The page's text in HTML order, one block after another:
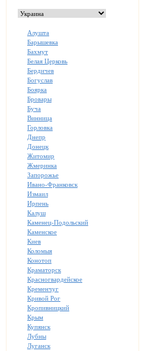
Алушта
Барышевка
Бахмут
Белая Церковь
Бердичев
Богуслав
Боярка
Бровары
Буча
Винница
Горловка
Днепр
Донецк
Житомир
Жмеринка
Запорожье
Ивано-Франковск
Измаил
Ирпень
Калуш
Каменец-Подольский
Каменское
Киев
Коломыя
Конотоп
Краматорск
Красногвардейское
Кременчуг
Кривой Рог
Кропивницкий
Крым
Купянск
Лубны
Луганск